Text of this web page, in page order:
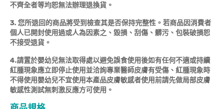
不齊全者等均恕無法辦理退換貨。
3. 您所退回的商品將受到檢查其是否保持完整性。若商品因消費者
個人已開封使用過或人為因素之、毀損、刮傷、髒污、包裝破損恕
不接受退貨。
4.請置於嬰幼兒無法取得處以避免誤食使用後如有任何不適或持續
紅腫現象應立即停止使用並洽詢專業醫師皮膚有受傷、紅腫現象時
不得使用嬰幼兒不宜使用本產品皮膚敏感者使用前請先做局部皮膚
敏感性測試無刺激反應方可使用。